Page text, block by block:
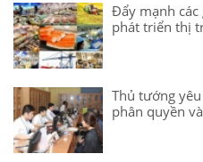
Đẩy mạnh các
phát triển thị
Thủ tướng
phân quyền